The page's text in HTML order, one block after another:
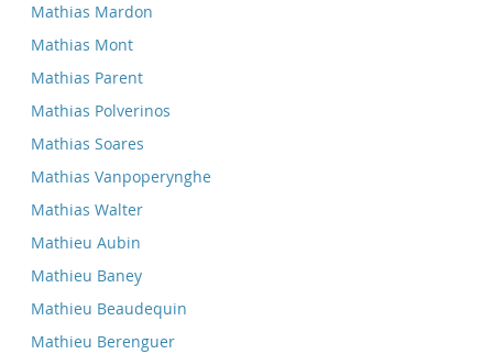
Mathias Mardon
Mathias Mont
Mathias Parent
Mathias Polverinos
Mathias Soares
Mathias Vanpoperynghe
Mathias Walter
Mathieu Aubin
Mathieu Baney
Mathieu Beaudequin
Mathieu Berenguer